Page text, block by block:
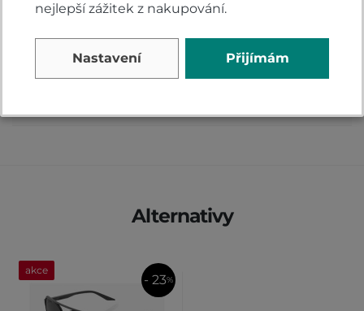
Přidejte vlastní hodnocení produktu a pomožte
Hodnoťte.
Alternativy
akce
- 23%
nejlepší zážitek z nakupování.
Nastavení Přijímám